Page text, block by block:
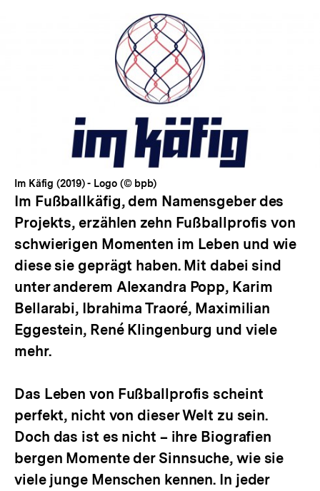
Im Käfig (2019) - Logo (© bpb)
Im Fußballkäfig, dem Namensgeber des
Projekts, erzählen zehn Fußballprofis von
schwierigen Momenten im Leben und wie
diese sie geprägt haben. Mit dabei sind
unter anderem Alexandra Popp, Karim
Bellarabi, Ibrahima Traoré, Maximilian
Eggestein, René Klingenburg und viele
mehr.
Das Leben von Fußballprofis scheint
perfekt, nicht von dieser Welt zu sein.
Doch das ist es nicht – ihre Biografien
bergen Momente der Sinnsuche, wie sie
viele junge Menschen kennen. In jeder